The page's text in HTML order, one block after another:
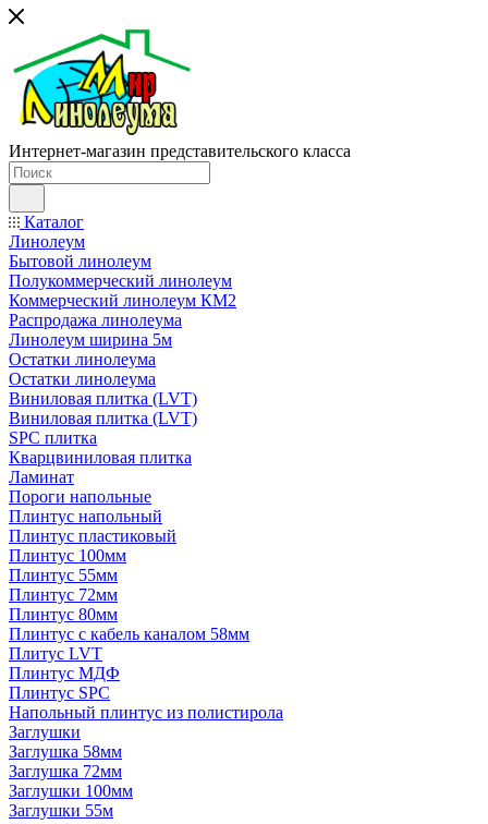
Интернет-магазин представительского класса
Каталог
Линолеум
Бытовой линолеум
Полукоммерческий линолеум
Коммерческий линолеум КМ2
Распродажа линолеума
Линолеум ширина 5м
Остатки линолеума
Остатки линолеума
Виниловая плитка (LVT)
Виниловая плитка (LVT)
SPC плитка
Кварцвиниловая плитка
Ламинат
Пороги напольные
Плинтус напольный
Плинтус пластиковый
Плинтус 100мм
Плинтус 55мм
Плинтус 72мм
Плинтус 80мм
Плинтус с кабель каналом 58мм
Плитус LVT
Плинтус МДФ
Плинтус SPC
Напольный плинтус из полистирола
Заглушки
Заглушка 58мм
Заглушка 72мм
Заглушки 100мм
Заглушки 55м